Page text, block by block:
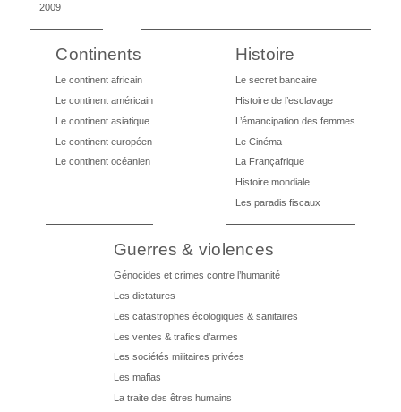
2009
Continents
Le continent africain
Le continent américain
Le continent asiatique
Le continent européen
Le continent océanien
Histoire
Le secret bancaire
Histoire de l’esclavage
L’émancipation des femmes
Le Cinéma
La Françafrique
Histoire mondiale
Les paradis fiscaux
Guerres & violences
Génocides et crimes contre l’humanité
Les dictatures
Les catastrophes écologiques & sanitaires
Les ventes & trafics d’armes
Les sociétés militaires privées
Les mafias
La traite des êtres humains